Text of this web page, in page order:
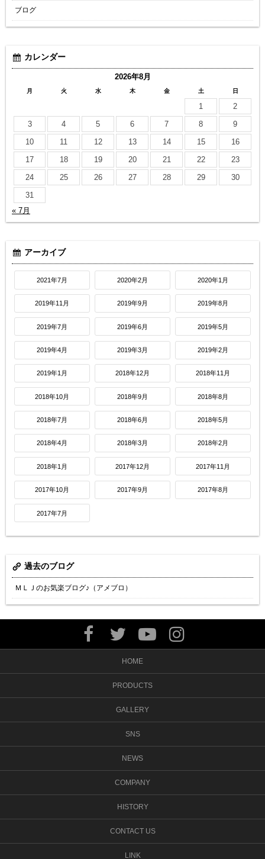
ブログ
カレンダー
2026年8月
月 火 水 木 金 土 日
1
2
3
4 5 6 7 8
9
10
11 12 13 14 15
16
17
18 19 20 21 22
23
24
25 26 27 28 29
30
31
« 7月
アーカイブ
2021年7月 2020年2月 2020年1月
2019年11月 2019年9月 2019年8月
2019年7月 2019年6月 2019年5月
2019年4月 2019年3月 2019年2月
2019年1月 2018年12月 2018年11月
2018年10月 2018年9月 2018年8月
2018年7月 2018年6月 2018年5月
2018年4月 2018年3月 2018年2月
2018年1月 2017年12月 2017年11月
2017年10月 2017年9月 2017年8月
2017年7月
過去のブログ
ＭＬＪのお気楽ブログ♪（アメブロ）
HOME
PRODUCTS
GALLERY
SNS
NEWS
COMPANY
HISTORY
CONTACT US
LINK